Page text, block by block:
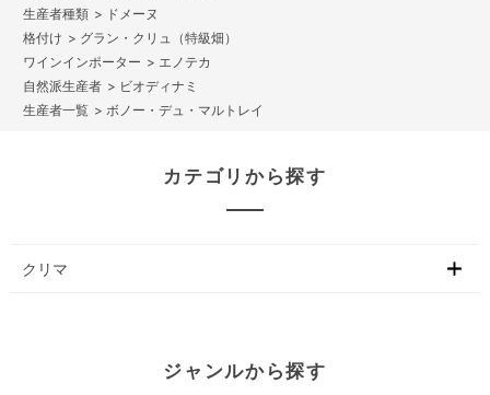
> ドメーヌ
> グラン・クリュ（特級畑）
> エノテカ
> ビオディナミ
> ボノー・デュ・マルトレイ
カテゴリから探す
クリマ
ジャンルから探す